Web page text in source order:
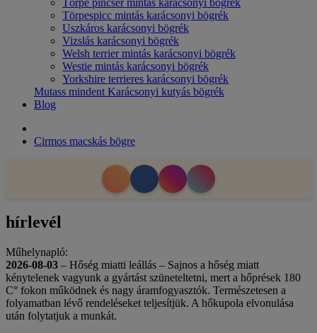
Törpe pincser mintás karácsonyi bögrék
Törpespicc mintás karácsonyi bögrék
Uszkáros karácsonyi bögrék
Vizslás karácsonyi bögrék
Welsh terrier mintás karácsonyi bögrék
Westie mintás karácsonyi bögrék
Yorkshire terrieres karácsonyi bögrék
Mutass mindent Karácsonyi kutyás bögrék
Blog
Cirmos macskás bögre
hírlevél
Műhelynapló:
2026-08-03 – Hőség miatti leállás – Sajnos a hőség miatt
kénytelenek vagyunk a gyártást szüneteltetni, mert a hőprések 180
C° fokon működnek és nagy áramfogyasztók. Természetesen a
folyamatban lévő rendeléseket teljesítjük. A hőkupola elvonulása
után folytatjuk a munkát.